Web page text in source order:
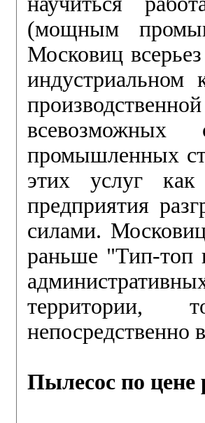
(мощным
Московиц
всевозможных
промышленных
этих услуг
предприятия
силами.
раньше "Тип-топ
территории,
непосредственно
Пылесос по цене